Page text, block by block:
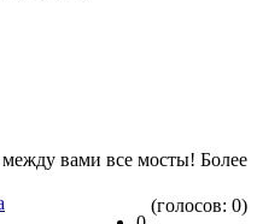
вами все мосты! Более
(голосов: 0)